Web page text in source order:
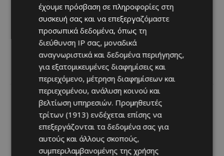
Previous article
Τμήμα Δασών: Αποφύγετε
επαφή με το νερό της
Λίμνης της Αθαλάσσας
Next article
Ένας από τους ωραιότερους
δρόμους της Λάρνακας
ανανεώθηκε και είναι
πλέον προσβάσιμος σε
όλους
έχουμε πρόσβαση σε πληροφορίες στη
συσκευή σας και να επεξεργαζόμαστε
προσωπικά δεδομένα, όπως τη
διεύθυνση IP σας, μοναδικά
αναγνωριστικά και δεδομένα περιήγησης,
για εξατομικευμένες διαφημίσεις και
περιεχόμενο, μέτρηση διαφημίσεων και
περιεχομένου, ανάλυση κοινού και
βελτίωση υπηρεσιών. Προμηθευτές
τρίτων (1913) ενδέχεται επίσης να
επεξεργάζονται τα δεδομένα σας για
αυτούς και άλλους σκοπούς,
συμπεριλαμβανομένης της χρήσης